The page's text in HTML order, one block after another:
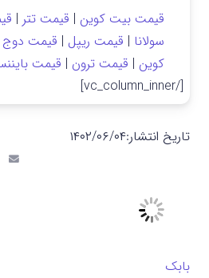
قیمت بیت کوین | قیمت تتر |
سولانا | قیمت ریپل | قیمت دوج
کوین | قیمت ترون | قیمت
[/vc_column_inner]
تاریخ انتشار:۱۴۰۲/۰۶/۰۴
بابک